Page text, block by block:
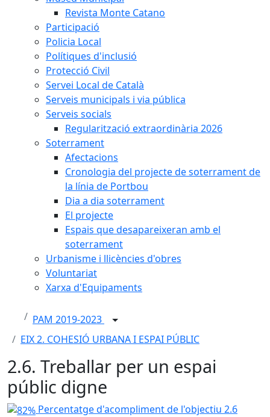
Revista Monte Catano
Participació
Policia Local
Polítiques d'inclusió
Protecció Civil
Servei Local de Català
Serveis municipals i via pública
Serveis socials
Regularització extraordinària 2026
Soterrament
Afectacions
Cronologia del projecte de soterrament de
la línia de Portbou
Dia a dia soterrament
El projecte
Espais que desapareixeran amb el
soterrament
Urbanisme i llicències d'obres
Voluntariat
Xarxa d'Equipaments
PAM 2019-2023
EIX 2. COHESIÓ URBANA I ESPAI PÚBLIC
2.6. Treballar per un espai
públic digne
82%
Percentatge d'acompliment de l'objectiu 2.6